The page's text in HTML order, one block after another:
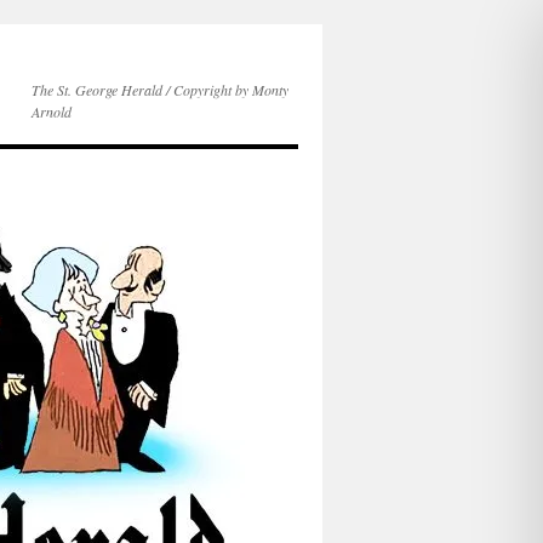
The St. George Herald / Copyright by Monty
Arnold